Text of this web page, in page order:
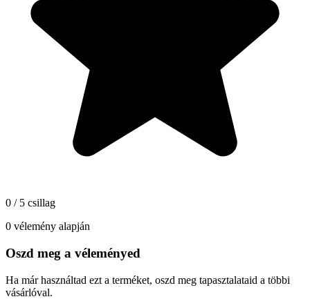
0 / 5 csillag
0 vélemény alapján
Oszd meg a véleményed
Ha már használtad ezt a terméket, oszd meg tapasztalataid a többi
vásárlóval.